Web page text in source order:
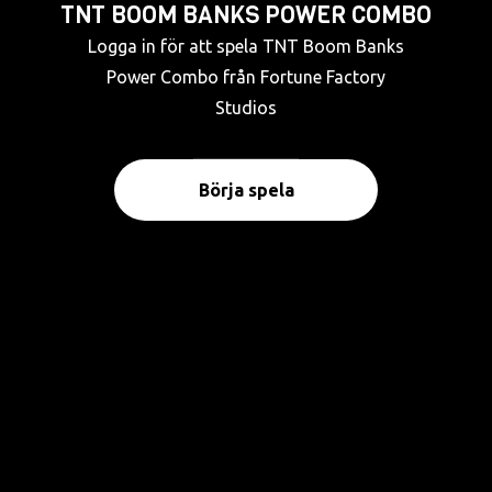
TNT BOOM BANKS POWER COMBO
Logga in för att spela TNT Boom Banks
Power Combo från Fortune Factory
Studios
Börja spela